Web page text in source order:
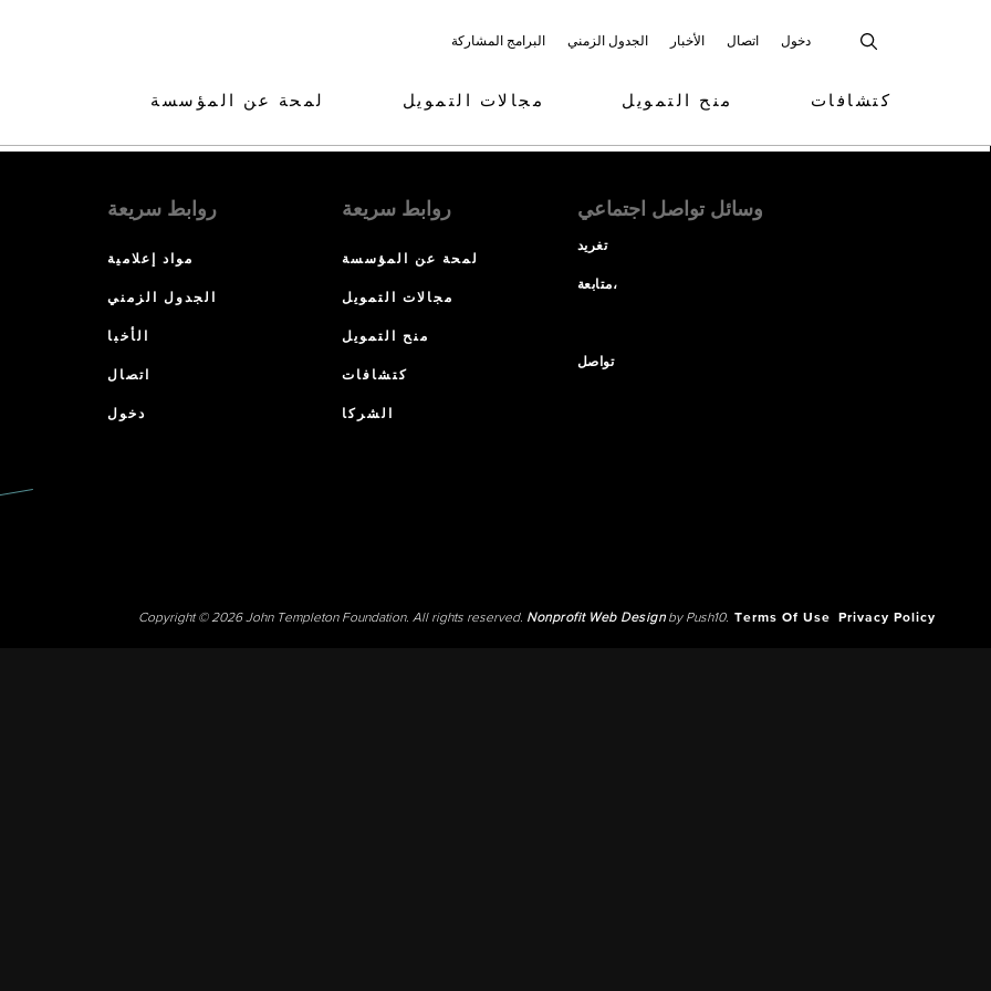
البرامج المشاركة الجدول الزمني الأخبار اتصال دخول
لمحة عن المؤسسة مجالات التمويل منح التمويل كتشافات
روابط سريعة
مواد إعلامية
الجدول الزمني
الأخبا
اتصال
دخول
روابط سريعة
لمحة عن المؤسسة
مجالات التمويل
منح التمويل
كتشافات
الشركا
وسائل تواصل اجتماعي
تغريد
متابعة،
تواصل
Copyright © 2026 John Templeton Foundation. All rights reserved. Nonprofit Web Designby Push10. Terms Of Use Privacy Policy